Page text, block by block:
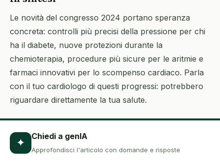
Le novità del congresso 2024 portano speranza
concreta: controlli più precisi della pressione per chi
ha il diabete, nuove protezioni durante la
chemioterapia, procedure più sicure per le aritmie e
farmaci innovativi per lo scompenso cardiaco. Parla
con il tuo cardiologo di questi progressi: potrebbero
riguardare direttamente la tua salute.
✦ Chiedi a genIA
Approfondisci l'articolo con domande e risposte